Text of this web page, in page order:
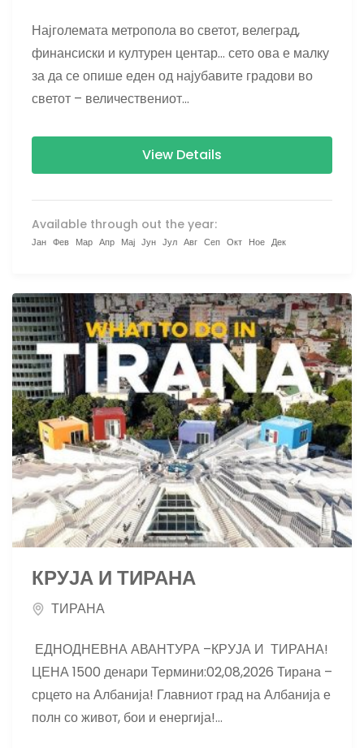
Најголемата метропола во светот, велеград,
финансиски и културен центар… сето ова е малку
за да се опише еден од најубавите градови во
светот – величествениот...
View Details
Available through out the year:
Јан Фев Мар Апр Мај Јун Јул Авг Сеп Окт Ное Дек
КРУЈА И ТИРАНА
ТИРАНА
ЕДНОДНЕВНА АВАНТУРА –КРУЈА И ТИРАНА!
ЦЕНА 1500 денари Термини:02,08,2026 Тирана –
срцето на Албанија! Главниот град на Албанија е
полн со живот, бои и енергија!...